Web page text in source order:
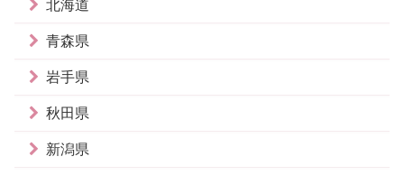
北海道
青森県
岩手県
秋田県
新潟県